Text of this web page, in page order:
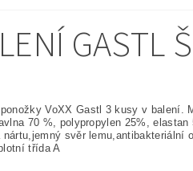
GASTL
VoXX Gastl 3 kusy v balení.
70 %, polypropylen 25%,
nártu,jemný svěr lemu,antibakteriální
třída A